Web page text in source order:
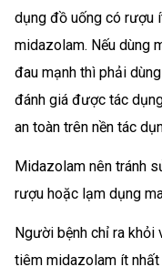
dụng đồ uống có rượu
midazolam. Nếu dùng
đau mạnh thì phải
đánh giá được tác
an toàn trên nền tác
Midazolam nên tránh
rượu hoặc lạm dụng
Người bệnh chỉ ra khỏi
tiêm midazolam ít